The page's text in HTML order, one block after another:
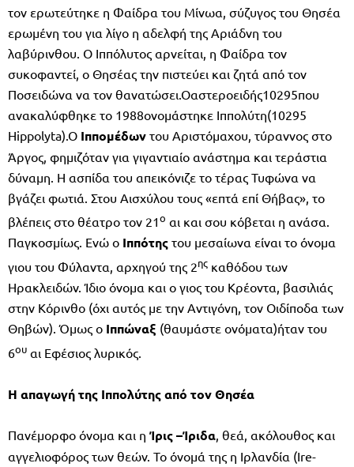
τον ερωτεύτηκε η Φαίδρα του Μίνωα, σύζυγος του Θησέα
ερωμένη του για λίγο η αδελφή της Αριάδνη του
λαβύρινθου. Ο Ιππόλυτος αρνείται, η Φαίδρα τον
συκοφαντεί, ο Θησέας την πιστεύει και ζητά από τον
Ποσειδώνα να τον θανατώσει.Οαστεροειδής10295που
ανακαλύφθηκε το 1988ονομάστηκε Ιππολύτη(10295
Hippolyta).Ο Ιππομέδων του Αριστόμαχου, τύραννος στο
Άργος, φημιζόταν για γιγαντιαίο ανάστημα και τεράστια
δύναμη. Η ασπίδα του απεικόνιζε το τέρας Τυφώνα να
βγάζει φωτιά. Στου Αισχύλου τους «επτά επί Θήβας», το
βλέπεις στο θέατρο τον 21ο αι και σου κόβεται η ανάσα.
Παγκοσμίως. Ενώ ο Ιππότης του μεσαίωνα είναι το όνομα
γιου του Φύλαντα, αρχηγού της 2ης καθόδου των
Ηρακλειδών. Ίδιο όνομα και ο γιος του Κρέοντα, βασιλιάς
στην Κόρινθο (όχι αυτός με την Αντιγόνη, τον Οιδίποδα των
Θηβών). Όμως ο Ιππώναξ (θαυμάστε ονόματα)ήταν του
6ου αι Εφέσιος λυρικός.
Η απαγωγή της Ιππολύτης από τον Θησέα
Πανέμορφο όνομα και η Ίρις –Ίριδα , θεά, ακόλουθος και
αγγελιοφόρος των θεών. Το όνομά της η Ιρλανδία (Ire-